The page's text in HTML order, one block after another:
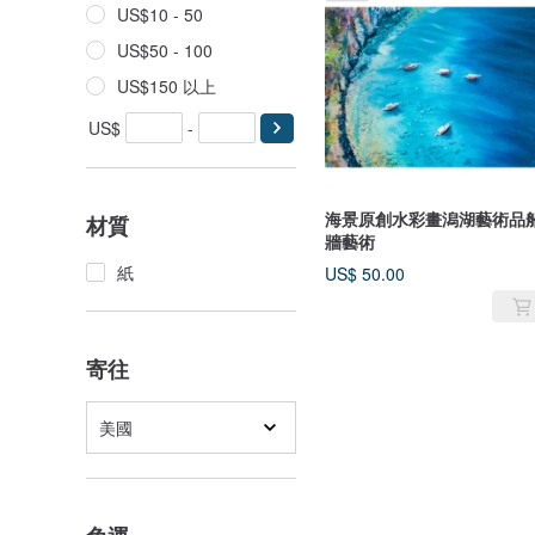
US$10 - 50
US$50 - 100
US$150 以上
US$
-
材質
紙
寄往
美國
海景原創水彩畫潟湖藝術品
牆藝術
US$ 50.00